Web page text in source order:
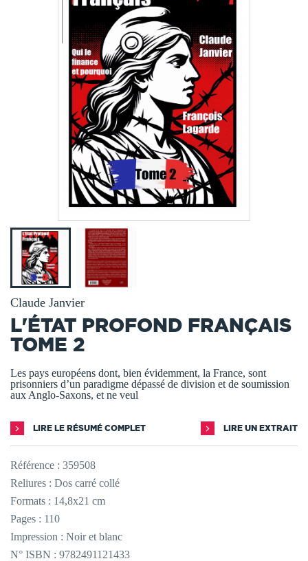
Claude Janvier
L'ÉTAT PROFOND FRANÇAIS
TOME 2
Les pays européens dont, bien évidemment, la France, sont
prisonniers d’un paradigme dépassé de division et de soumission
aux Anglo-Saxons, et ne veul
LIRE LE RÉSUMÉ COMPLET LIRE UN EXTRAIT
Référence : 359508
Reliures : Dos carré collé
Formats : 14,8x21 cm
Pages : 110
Impression : Noir et blanc
N° ISBN : 9782491121433